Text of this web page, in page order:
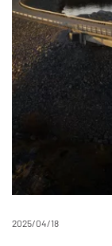
2025/04/18